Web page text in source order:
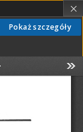
Pokaż szczegóły